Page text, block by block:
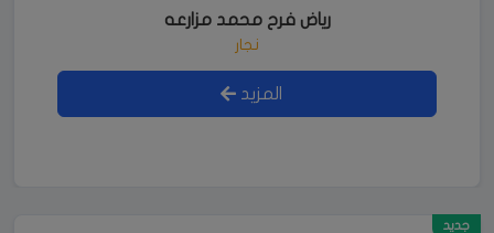
رياض فرح محمد مزارعه
نجار
المزيد
جديد